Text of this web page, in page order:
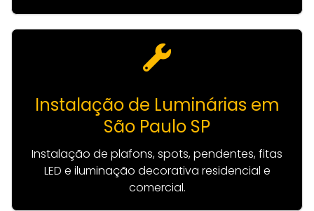
Instalação de Luminárias em
São Paulo SP
Instalação de plafons, spots, pendentes, fitas
LED e iluminação decorativa residencial e
comercial.